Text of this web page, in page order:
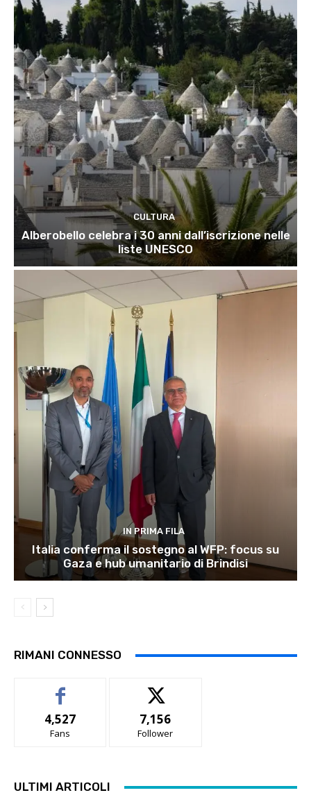
CULTURA
Alberobello celebra i 30 anni dall’iscrizione nelle
liste UNESCO
IN PRIMA FILA
Italia conferma il sostegno al WFP: focus su
Gaza e hub umanitario di Brindisi
RIMANI CONNESSO
4,527
Fans
7,156
Follower
ULTIMI ARTICOLI